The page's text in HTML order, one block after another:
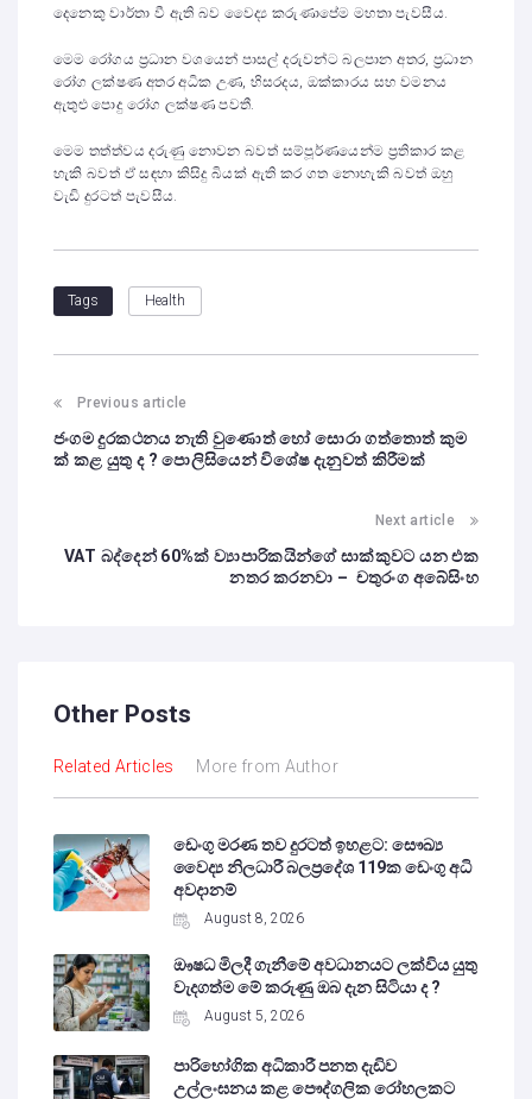
දෙනෙකු වාර්තා වී ඇති බව වෛද්‍ය කරුණාපේම මහතා පැවසීය.
මෙම රෝගය ප්‍රධාන වශයෙන් පාසල් දරුවන්ට බලපාන අතර, ප්‍රධාන
රෝග ලක්ෂණ අතර අධික උණ, හිසරදය, ඔක්කාරය සහ වමනය
ඇතුළු පොදු රෝග ලක්ෂණ පවතී.
මෙම තත්ත්වය දරුණු නොවන බවත් සම්පූර්ණයෙන්ම ප්‍රතිකාර කළ
හැකි බවත් ඒ සඳහා කිසිදු බියක් ඇති කර ගත නොහැකි බවත් ඔහු
වැඩි දුරටත් පැවසීය.
Tags Health
Previous article
ජංගම දුරකථනය නැති වුණොත් හෝ සොරා ගත්තොත් කුම
ක් කළ යුතු ද ? පොලිසියෙන් විශේෂ දැනුවත් කිරීමක්
Next article
VAT බද්දෙන් 60%ක් ව්‍යාපාරිකයින්ගේ සාක්කුවට යන එක
නතර කරනවා – චතුරංග අබේසිංහ
Other Posts
Related Articles More from Author
ඩෙංගු මරණ තව දුරටත් ඉහළට: සෞඛ්‍ය
වෛද්‍ය නිලධාරී බලප්‍රදේශ 119ක ඩෙංගු අධි
අවදානම්
August 8, 2026
ඖෂධ මිලදී ගැනීමේ අවධානයට ලක්විය යුතු
වැදගත්ම මේ කරුණු ඔබ දැන සිටියා ද ?
August 5, 2026
පාරිභෝගික අධිකාරී පනත දැඩිව
උල්ලංඝනය කළ පෞද්ගලික රෝහලකට